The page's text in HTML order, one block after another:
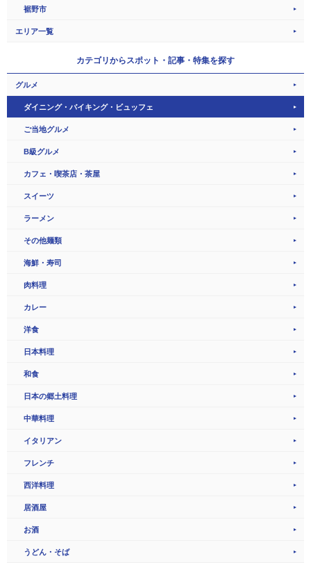
裾野市
エリア一覧
カテゴリからスポット・記事・特集を探す
グルメ
ダイニング・バイキング・ビュッフェ
ご当地グルメ
B級グルメ
カフェ・喫茶店・茶屋
スイーツ
ラーメン
その他麺類
海鮮・寿司
肉料理
カレー
洋食
日本料理
和食
日本の郷土料理
中華料理
イタリアン
フレンチ
西洋料理
居酒屋
お酒
うどん・そば